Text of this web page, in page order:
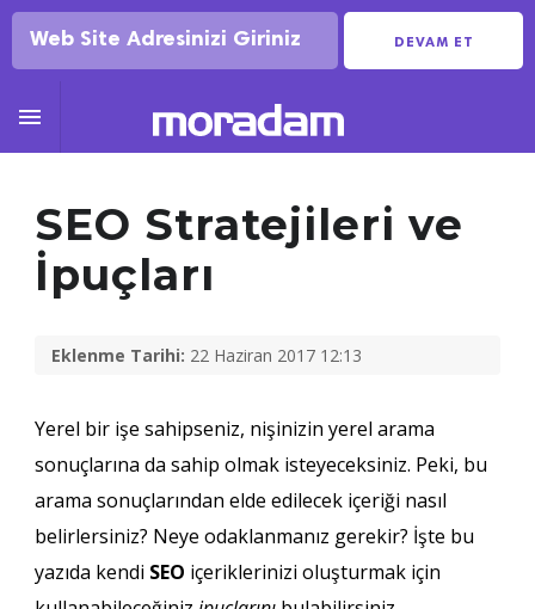
DEVAM ET

SEO Stratejileri ve
İpuçları
Eklenme Tarihi: 22 Haziran 2017 12:13
Yerel bir işe sahipseniz, nişinizin yerel arama
sonuçlarına da sahip olmak isteyeceksiniz. Peki, bu
arama sonuçlarından elde edilecek içeriği nasıl
belirlersiniz? Neye odaklanmanız gerekir? İşte bu
yazıda kendi SEO içeriklerinizi oluşturmak için